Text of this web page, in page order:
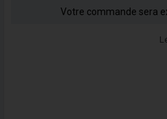
Votre commande sera